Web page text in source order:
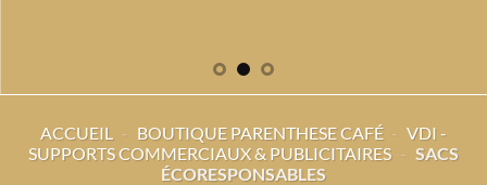
ACCUEIL - BOUTIQUE PARENTHESE CAFÉ - VDI -
SUPPORTS COMMERCIAUX & PUBLICITAIRES - SACS
ÉCORESPONSABLES